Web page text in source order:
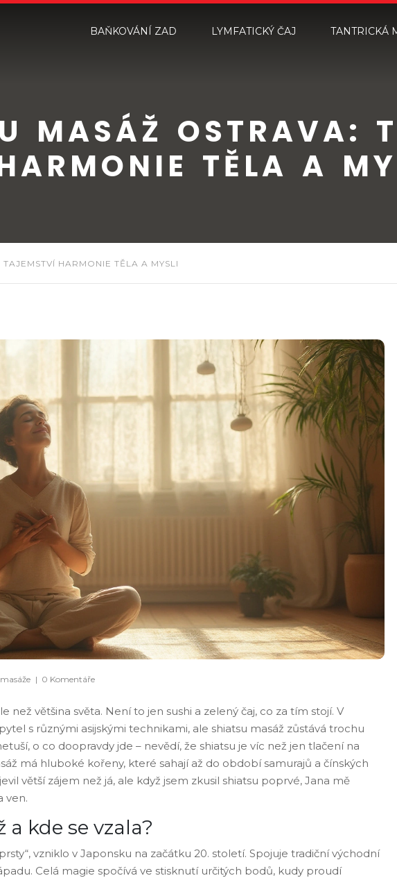
BAŇKOVÁNÍ ZAD LYMFATICKÝ ČAJ TANTRICKÁ
MASÁŽ OSTRAVA:
TĚLA A
HARMONIE TĚLA A MYSLI
| 0 Komentáře
než většina světa. Není to jen sushi a zelený čaj, co za tím stojí. V
s různými asijskými technikami, ale shiatsu masáž zůstává trochu
o co doopravdy jde – nevědí, že shiatsu je víc než jen tlačení na
má hluboké kořeny, které sahají až do období samurajů a čínských
větší zájem než já, ale když jsem zkusil shiatsu poprvé, Jana mě
ven.
a kde se vzala?
vzniklo v Japonsku na začátku 20. století. Spojuje tradiční východní
Celá magie spočívá ve stisknutí určitých bodů, kudy proudí